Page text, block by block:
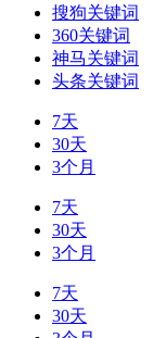
搜狗关键词
360关键词
神马关键词
头条关键词
7天
30天
3个月
7天
30天
3个月
7天
30天